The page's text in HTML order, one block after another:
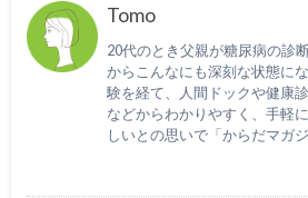
Tomo
20代のとき父親が糖尿病の診
からこんなにも深刻な状態に
験を経て、人間ドックや健康
などからわかりやすく、手軽
しいとの思いで「からだマガ